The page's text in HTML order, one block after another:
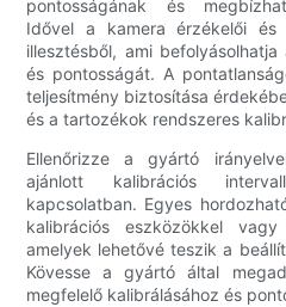
pontosságának és
Idővel a kamera érzékelői és
illesztésből, ami
és pontosságát. A
teljesítmény biztosítása
és a tartozékok rendszeres
Ellenőrizze a gyártó
ajánlott kalibrációs
kapcsolatban. Egyes
kalibrációs eszközökkel
amelyek lehetővé teszik a
Kövesse a gyártó által
megfelelő kalibrálásához és